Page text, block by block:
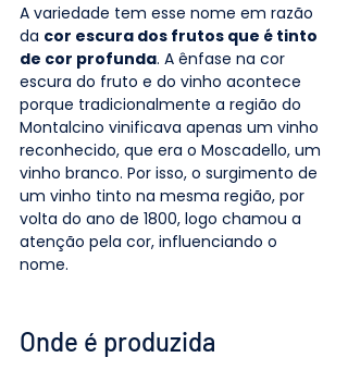
A variedade tem esse nome em razão
da cor escura dos frutos que é tinto
de cor profunda. A ênfase na cor
escura do fruto e do vinho acontece
porque tradicionalmente a região do
Montalcino vinificava apenas um vinho
reconhecido, que era o Moscadello, um
vinho branco. Por isso, o surgimento de
um vinho tinto na mesma região, por
volta do ano de 1800, logo chamou a
atenção pela cor, influenciando o
nome.
Onde é produzida